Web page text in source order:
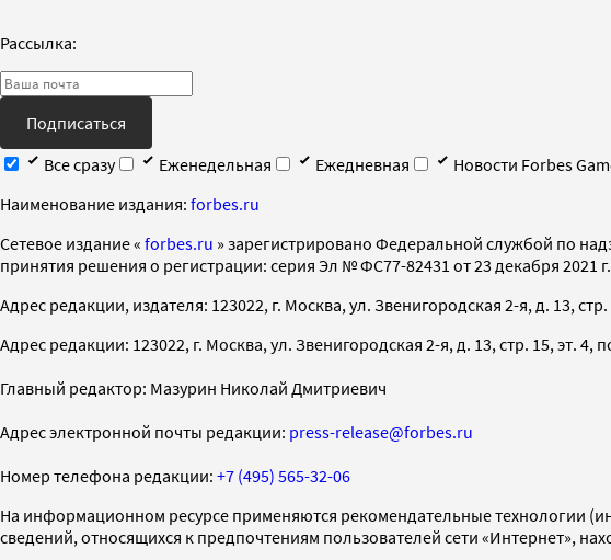
Рассылка:
Подписаться
Все сразу
Еженедельная Ежедневная
Новости Forbes
Наименование издания: forbes.ru
Cетевое издание « forbes.ru » зарегистрировано Федеральной службой по
принятия решения о регистрации: серия Эл № ФС77-82431 от 23 декабря 2021 г.
Адрес редакции, издателя: 123022, г. Москва, ул. Звенигородская 2-я, д. 13, стр.
Адрес редакции: 123022, г. Москва, ул. Звенигородская 2-я, д. 13, стр. 15, эт. 4,
Главный редактор: Мазурин Николай Дмитриевич
Адрес электронной почты редакции: press-release@forbes.ru
Номер телефона редакции: +7 (495) 565-32-06
На информационном ресурсе применяются рекомендательные технологии
сведений, относящихся к предпочтениям пользователей сети «Интернет»,